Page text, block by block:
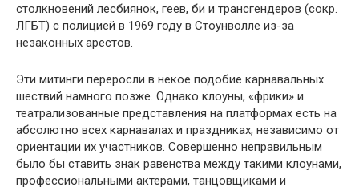
столкновений лесбиянок, геев, би и трансгендеров (сокр.
ЛГБТ) с полицией в 1969 году в Стоунволле из-за
незаконных арестов.
Эти митинги переросли в некое подобие карнавальных
шествий намного позже. Однако клоуны, «фрики» и
театрализованные представления на платформах есть на
абсолютно всех карнавалах и праздниках, независимо от
ориентации их участников. Совершенно неправильным
было бы ставить знак равенства между такими клоунами,
профессиональными актерами, танцовщиками и